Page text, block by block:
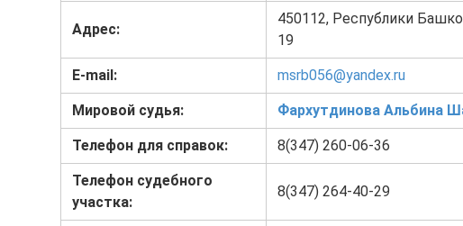
Адрес:
450112, Республики
19
E-mail: msrb056@yandex.ru
Мировой судья: Фархутдинова Альбина
Телефон для справок: 8(347) 260-06-36
Телефон судебного
участка:
8(347) 264-40-29